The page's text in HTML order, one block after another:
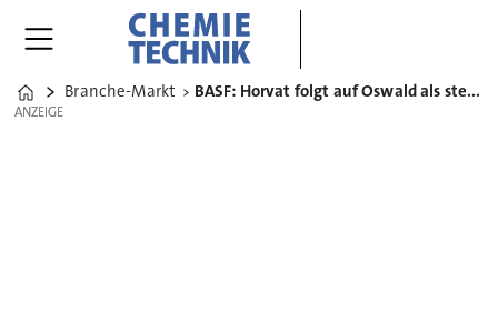
Home
Branche-Markt BASF: Horvat folgt auf Oswald als stellvertretender Vorsitzender
ANZEIGE
ANZEIGE